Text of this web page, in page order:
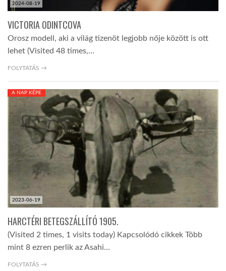
A NAP SZÉPE
LINKTR.EE
DOBRAVERO.HU
LATIMO.HU
GLOBOBOOK
2024-08-19
VICTORIA ODINTCOVA
Orosz modell, aki a világ tizenöt legjobb nője között is ott
lehet (Visited 48 times,…
FOLYTATÁS →
2023-06-19
A NAP KÉPE
HARCTÉRI BETEGSZÁLLÍTÓ 1905.
(Visited 2 times, 1 visits today) Kapcsolódó cikkek Több
mint 8 ezren perlik az Asahi…
FOLYTATÁS →